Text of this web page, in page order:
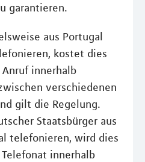
garantieren.
aus Portugal
kostet dies
innerhalb
verschiedenen
gilt die Regelung.
Staatsbürger aus
telefonieren, wird dies
innerhalb